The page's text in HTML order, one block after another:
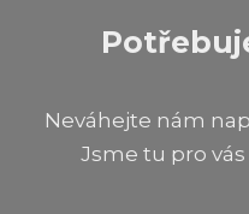
Neváhejte nám
Jsme tu pro